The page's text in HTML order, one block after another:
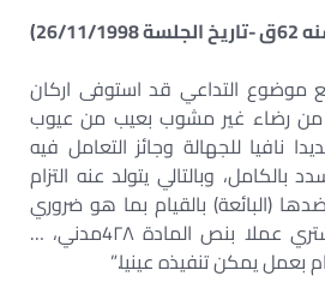
موضوع التداعي قد استوفى اركان
رضاء غير مشوب بعيب من عيوب
نافيا للجهالة وجائز التعامل فيه
وبالتالي يتولد عنه التزام
(البائعة) بالقيام بما هو ضروري
النقل الملكية إلى المشتري عملا بنص المادة 4۲۸مدني، …
بعمل يمكن تنفيذه عينيا.”